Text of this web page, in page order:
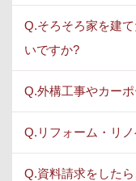
Q.そろそろ家を建
いですか?
Q.外構工事やカー
Q.リフォーム・リ
Q.資料請求をした